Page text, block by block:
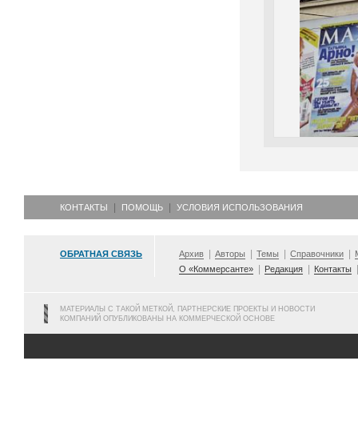
КОНТАКТЫ ПОМОЩЬ УСЛОВИЯ ИСПОЛЬЗОВАНИЯ
ОБРАТНАЯ СВЯЗЬ Архив Авторы Темы Справочники
О «Коммерсанте»
Редакция Контакты
МАТЕРИАЛЫ С ТАКОЙ МЕТКОЙ, ПАРТНЕРСКИЕ ПРОЕКТЫ И НОВОСТИ
КОМПАНИЙ ОПУБЛИКОВАНЫ НА КОММЕРЧЕСКОЙ ОСНОВЕ